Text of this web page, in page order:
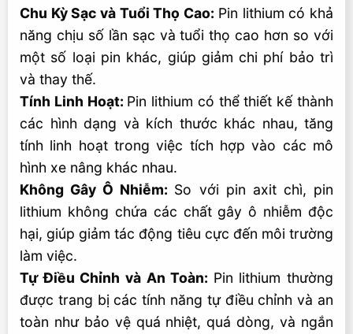
Chu Kỳ Sạc và Tuổi Thọ Cao: Pin lithium có khả
năng chịu số lần sạc và tuổi thọ cao hơn so với
một số loại pin khác, giúp giảm chi phí bảo trì
và thay thế.
Tính Linh Hoạt: Pin lithium có thể thiết kế thành
các hình dạng và kích thước khác nhau, tăng
tính linh hoạt trong việc tích hợp vào các mô
hình xe nâng khác nhau.
Không Gây Ô Nhiễm: So với pin axit chì, pin
lithium không chứa các chất gây ô nhiễm độc
hại, giúp giảm tác động tiêu cực đến môi trường
làm việc.
Tự Điều Chỉnh và An Toàn: Pin lithium thường
được trang bị các tính năng tự điều chỉnh và an
toàn như bảo vệ quá nhiệt, quá dòng, và ngắn